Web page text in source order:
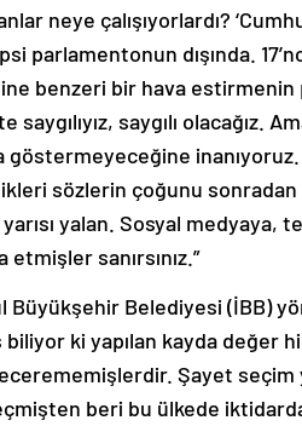
neye çalışıyorlardı?
parlamentonun dışında.
benzeri bir hava estirmenin
saygılı olacağız.
göstermeyeceğine
sözlerin çoğunu sonradan
yarısı yalan. Sosyal
sanırsınız.”
Büyükşehir Belediyesi (İBB)
ki yapılan kayda değer
Şayet seçim
beri bu ülkede